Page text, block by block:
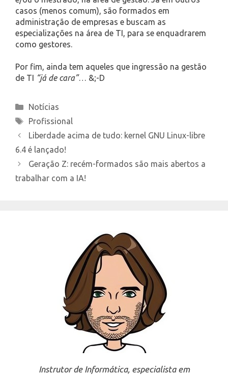
casos (menos comum), são formados em
administração de empresas e buscam as
especializações na área de TI, para se enquadrarem
como gestores.
Por fim, ainda tem aqueles que ingressão na gestão
de TI
“já de cara”… &;-D
Categories
Notícias
Tags
Profissional
Liberdade acima de tudo: kernel GNU Linux-libre
6.4 é lançado!
Geração Z: recém-formados são mais abertos a
trabalhar com a IA!
Instrutor de Informática, especialista em